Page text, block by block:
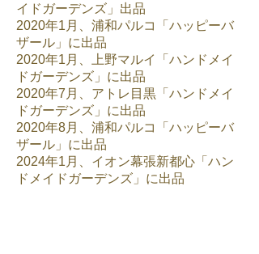
イドガーデンズ」出品
2020年1月、浦和パルコ「ハッピーバ
ザール」に出品
2020年1月、上野マルイ「ハンドメイ
ドガーデンズ」に出品
2020年7月、アトレ目黒「ハンドメイ
ドガーデンズ」に出品
2020年8月、浦和パルコ「ハッピーバ
ザール」に出品
2024年1月
、イオン幕張新都心「ハン
ドメイドガーデンズ」に出品